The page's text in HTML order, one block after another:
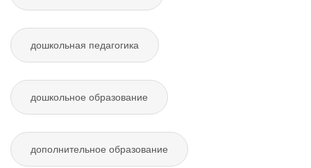
дошкольная педагогика
дошкольное образование
дополнительное образование